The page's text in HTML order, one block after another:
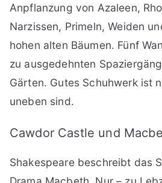
Anpflanzung von Azaleen,
Narzissen, Primeln, Weiden
hohen alten Bäumen. Fünf
zu ausgedehnten
Gärten. Gutes Schuhwerk ist
uneben sind.
Cawdor Castle und
Shakespeare beschreibt das